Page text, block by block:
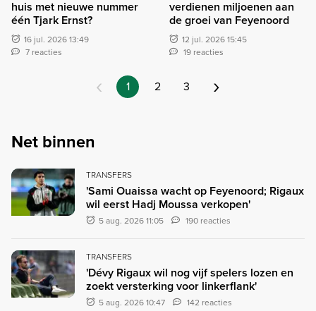
huis met nieuwe nummer
één Tjark Ernst?
16 jul. 2026 13:49
7 reacties
verdienen miljoenen aan
de groei van Feyenoord
12 jul. 2026 15:45
19 reacties
‹ 1 2 3 ›
Net binnen
TRANSFERS
'Sami Ouaissa wacht op Feyenoord; Rigaux
wil eerst Hadj Moussa verkopen'
5 aug. 2026 11:05 190 reacties
TRANSFERS
'Dévy Rigaux wil nog vijf spelers lozen en
zoekt versterking voor linkerflank'
5 aug. 2026 10:47 142 reacties